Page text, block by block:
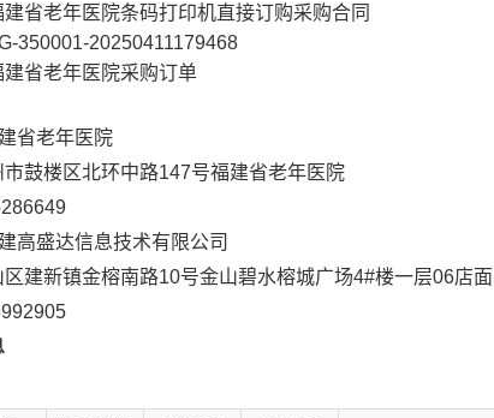
建省老年医院条码打印机直接订购采购合同
350001-20250411179468
建省老年医院采购订单
省老年医院
鼓楼区北环中路147号福建省老年医院
高盛达信息技术有限公司
建新镇金榕南路10号金山碧水榕城广场4#楼一层06店面